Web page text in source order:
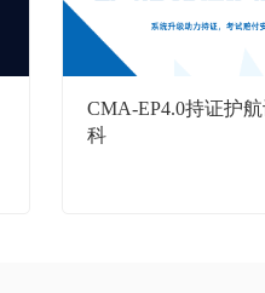
CMA-EP4.0持证护
科